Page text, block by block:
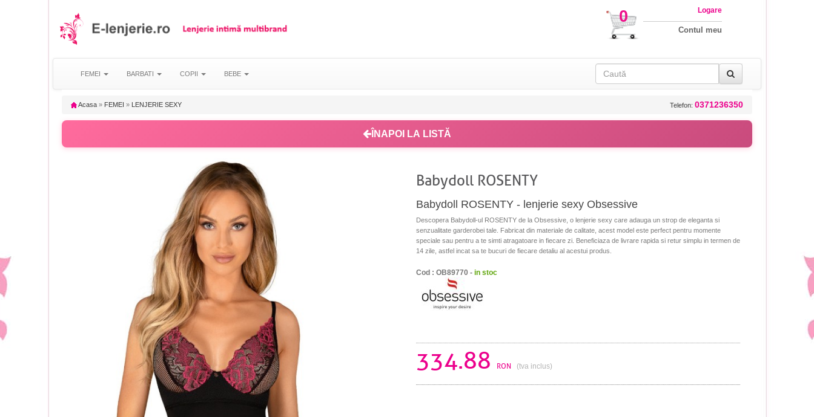
0 Logare
Contul meu
FEMEI BARBATI COPII BEBE
Acasa » FEMEI » LENJERIE SEXY Telefon: 0371236350
ÎNAPOI LA LISTĂ
Babydoll ROSENTY
Babydoll ROSENTY - lenjerie sexy Obsessive
Descopera Babydoll-ul ROSENTY de la Obsessive, o lenjerie sexy care adauga un strop de eleganta si
senzualitate garderobei tale. Fabricat din materiale de calitate, acest model este perfect pentru momente
speciale sau pentru a te simti atragatoare in fiecare zi. Beneficiaza de livrare rapida si retur simplu in termen de
14 zile, astfel incat sa te bucuri de fiecare detaliu al acestui produs.
Cod : OB89770 - in stoc
334.88 RON (tva inclus)